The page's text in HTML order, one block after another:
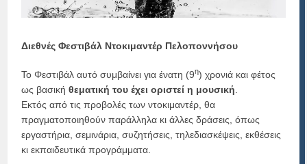
Διεθνές Φεστιβάλ Ντοκιμαντέρ Πελοποννήσου
Το Φεστιβάλ αυτό συμβαίνει για ένατη (9η) χρονιά και φέτος
ως βασικήθεματική του έχει οριστεί η μουσική
Εκτός από τις προβολές των ντοκιμαντέρ, θα
πραγματοποιηθούν παράλληλα κι άλλες δράσεις, όπως
εργαστήρια, σεμινάρια, συζητήσεις, τηλεδιασκέψεις, εκθέσεις
κι εκπαιδευτικά προγράμματα.